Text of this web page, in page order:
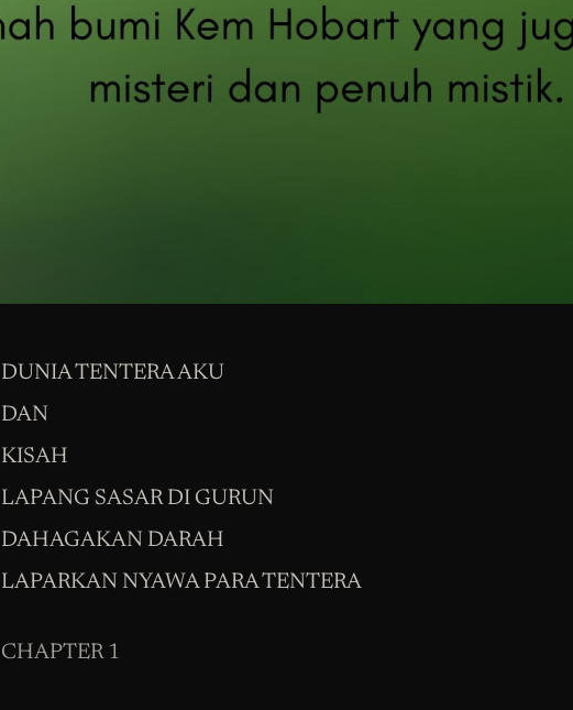
DUNIA TENTERA AKU
DAN
KISAH
LAPANG SASAR DI GURUN
DAHAGAKAN DARAH
LAPARKAN NYAWA PARA TENTERA
CHAPTER 1